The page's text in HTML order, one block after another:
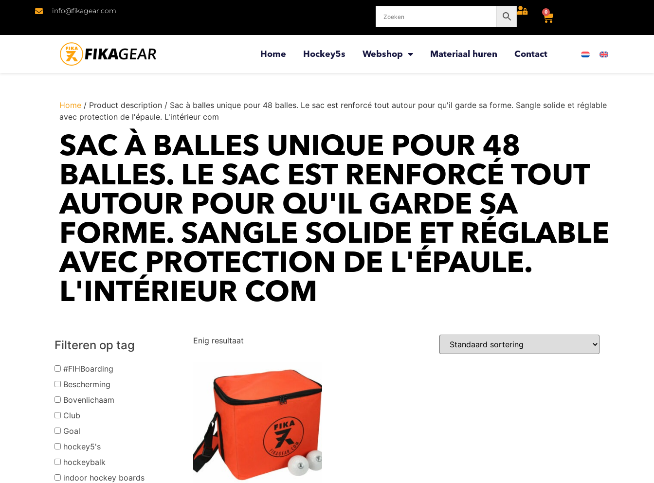
info@fikagear.com 0
Home Hockey5s Webshop Materiaal huren Contact
Home / Product description / Sac à balles unique pour 48 balles. Le sac est renforcé tout autour pour qu'il garde sa forme. Sangle solide et réglable
avec protection de l'épaule. L'intérieur com
SAC À BALLES UNIQUE POUR 48
BALLES. LE SAC EST RENFORCÉ TOUT
AUTOUR POUR QU'IL GARDE SA
FORME. SANGLE SOLIDE ET RÉGLABLE
AVEC PROTECTION DE L'ÉPAULE.
L'INTÉRIEUR COM
Filteren op tag
#FIHBoarding
Bescherming
Bovenlichaam
Club
Goal
hockey5's
hockeybalk
indoor hockey boards
Enig resultaat